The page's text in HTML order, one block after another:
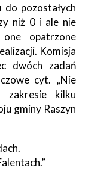
pozostałych
niż 0 i ale nie
opatrzone
Komisja
dwóch zadań
cyt. „Nie
zakresie kilku
gminy Raszyn